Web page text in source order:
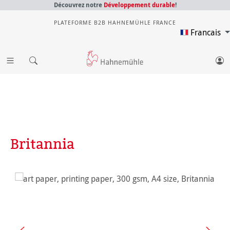
Découvrez notre Développement durable!
PLATEFORME B2B HAHNEMÜHLE FRANCE
Francais
Britannia
Ignorer la galerie d'images